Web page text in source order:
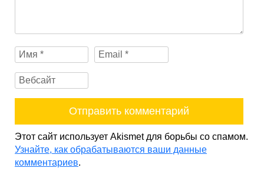
Этот сайт использует Akismet для борьбы со спамом.
Узнайте, как обрабатываются ваши данные
комментариев.